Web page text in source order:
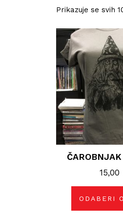
Prikazuje se svih
15,00
ODABERI
Ovaj
ima
više
se
na